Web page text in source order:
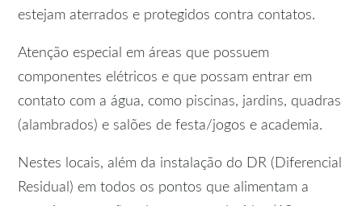
estejam aterrados e protegidos contra contatos.
Atenção especial em áreas que possuem
componentes elétricos e que possam entrar em
contato com a água, como piscinas, jardins, quadras
(alambrados) e salões de festa/jogos e academia.
Nestes locais, além da instalação do DR (Diferencial
Residual) em todos os pontos que alimentam a